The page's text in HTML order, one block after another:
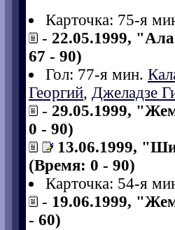
Карточка: 75-я
- 22.05.1999,
67 - 90)
Гол: 77-я мин.
Георгий, Джеладзе
- 29.05.1999,
0 - 90)
13.06.1999,
(Время: 0 - 90)
Карточка: 54-я
- 19.06.1999,
- 60)